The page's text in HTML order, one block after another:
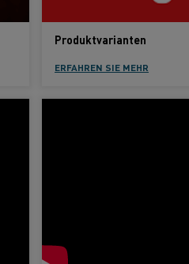
Produktvarianten
ERFAHREN SIE MEHR